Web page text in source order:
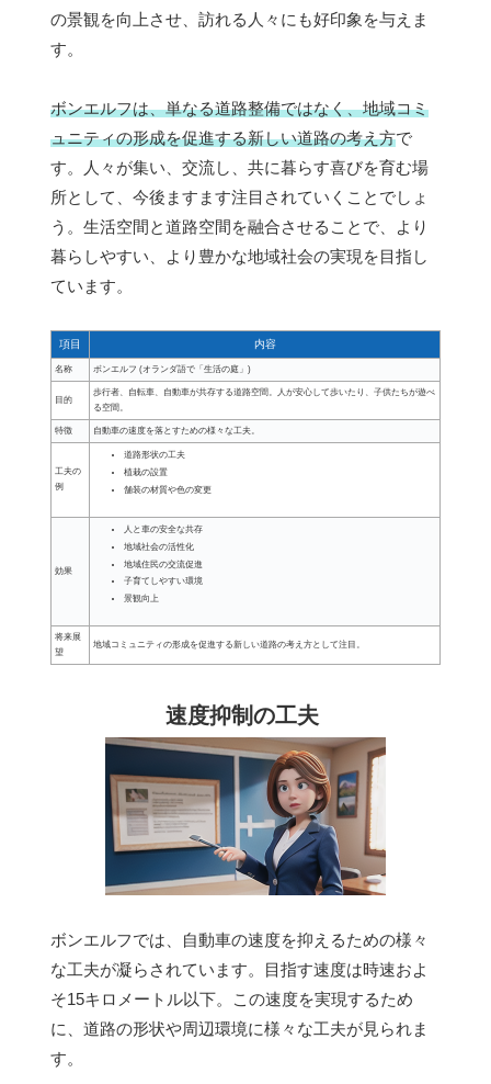
の景観を向上させ、訪れる人々にも好印象を与えま
す。
ボンエルフは、単なる道路整備ではなく、地域コミ
ュニティの形成を促進する新しい道路の考え方で
す。人々が集い、交流し、共に暮らす喜びを育む場
所として、今後ますます注目されていくことでしょ
う。生活空間と道路空間を融合させることで、より
暮らしやすい、より豊かな地域社会の実現を目指し
ています。
項目 内容
名称 ボンエルフ (オランダ語で「生活の庭」)
目的
歩行者、自転車、自動車が共存する道路空間。人が安心して歩いたり、子供たちが遊べ
る空間。
特徴 自動車の速度を落とすための様々な工夫。
工夫の
例
道路形状の工夫
植栽の設置
舗装の材質や色の変更
効果
人と車の安全な共存
地域社会の活性化
地域住民の交流促進
子育てしやすい環境
景観向上
将来展
望
地域コミュニティの形成を促進する新しい道路の考え方として注目。
速度抑制の工夫
ボンエルフでは、自動車の速度を抑えるための様々
な工夫が凝らされています。目指す速度は時速およ
そ15キロメートル以下。この速度を実現するため
に、道路の形状や周辺環境に様々な工夫が見られま
す。